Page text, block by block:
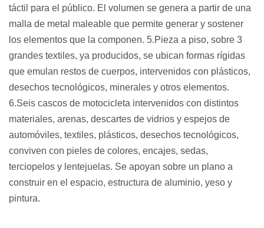
táctil para el público. El volumen se genera a partir de una
malla de metal maleable que permite generar y sostener
los elementos que la componen. 5.Pieza a piso, sobre 3
grandes textiles, ya producidos, se ubican formas rígidas
que emulan restos de cuerpos, intervenidos con plásticos,
desechos tecnológicos, minerales y otros elementos.
6.Seis cascos de motocicleta intervenidos con distintos
materiales, arenas, descartes de vidrios y espejos de
automóviles, textiles, plásticos, desechos tecnológicos,
conviven con pieles de colores, encajes, sedas,
terciopelos y lentejuelas. Se apoyan sobre un plano a
construir en el espacio, estructura de aluminio, yeso y
pintura.